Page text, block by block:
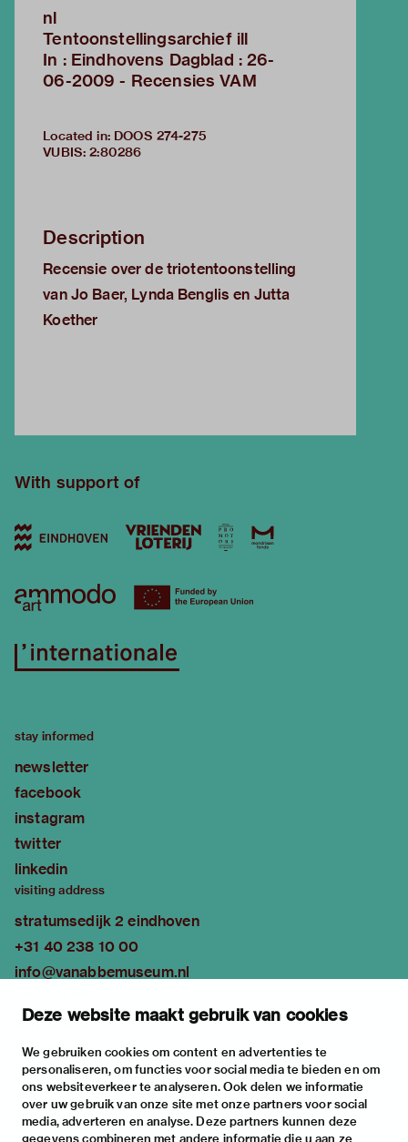
Deze website maakt gebruik van cookies
We gebruiken cookies om content en advertenties te
personaliseren, om functies voor social media te bieden en om
ons websiteverkeer te analyseren. Ook delen we informatie
over uw gebruik van onze site met onze partners voor social
media, adverteren en analyse. Deze partners kunnen deze
gegevens combineren met andere informatie die u aan ze
nl
Tentoonstellingsarchief ill
In : Eindhovens Dagblad : 26-
06-2009 - Recensies VAM
Located in: DOOS 274-275
VUBIS: 2:80286
Description
Recensie over de triotentoonstelling
van Jo Baer, Lynda Benglis en Jutta
Koether
With support of
stay informed
newsletter
facebook
instagram
twitter
linkedin
visiting address
stratumsedijk 2 eindhoven
+31 40 238 10 00
info@vanabbemuseum.nl
exhibitions
activities
practical information
about
the museum